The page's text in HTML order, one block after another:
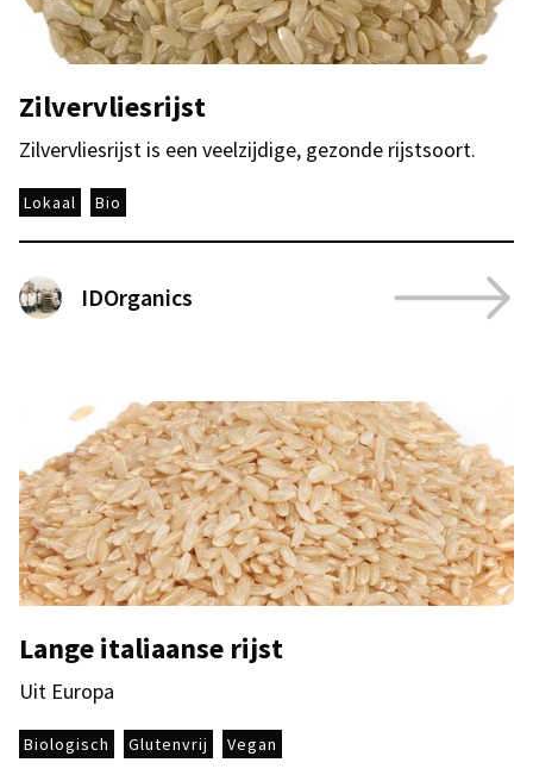
Zilvervliesrijst
Zilvervliesrijst is een veelzijdige, gezonde rijstsoort.
Lokaal Bio
IDOrganics
Lange italiaanse rijst
Uit Europa
Biologisch Glutenvrij Vegan